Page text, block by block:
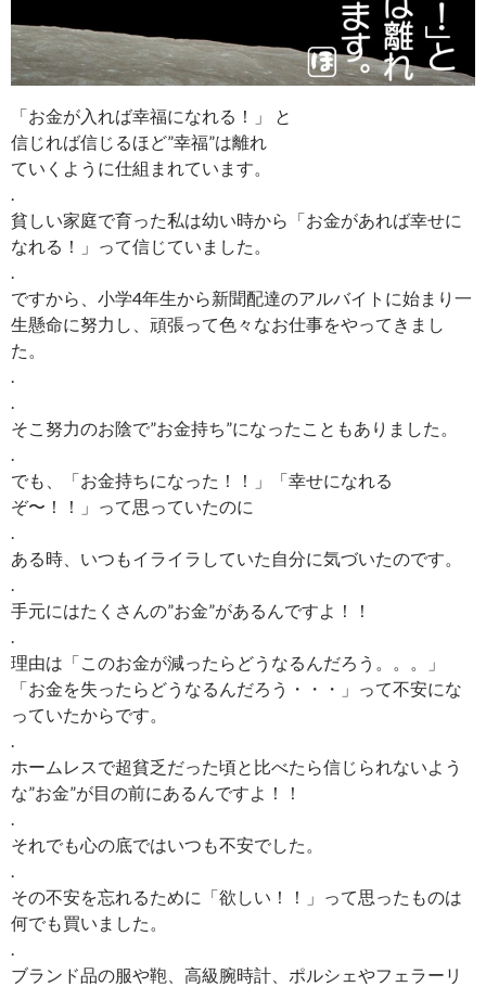
「お金が入れば幸福になれる！」 と
信じれば信じるほど”幸福”は離れ
ていくように仕組まれています。
.
貧しい家庭で育った私は幼い時から「お金があれば幸せに
なれる！」って信じていました。
.
ですから、小学4年生から新聞配達のアルバイトに始まり一
生懸命に努力し、頑張って色々なお仕事をやってきまし
た。
.
.
そこ努力のお陰で”お金持ち”になったこともありました。
.
でも、「お金持ちになった！！」「幸せになれる
ぞ〜！！」って思っていたのに
.
ある時、いつもイライラしていた自分に気づいたのです。
.
手元にはたくさんの”お金”があるんですよ！！
.
理由は「このお金が減ったらどうなるんだろう。。。」
「お金を失ったらどうなるんだろう・・・」って不安にな
っていたからです。
.
ホームレスで超貧乏だった頃と比べたら信じられないよう
な”お金”が目の前にあるんですよ！！
.
それでも心の底ではいつも不安でした。
.
その不安を忘れるために「欲しい！！」って思ったものは
何でも買いました。
.
ブランド品の服や鞄、高級腕時計、ポルシェやフェラーリ